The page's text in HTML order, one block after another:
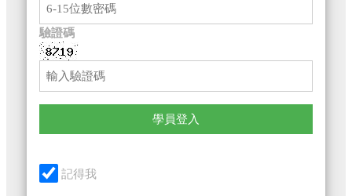
驗證碼
學員登入
記得我